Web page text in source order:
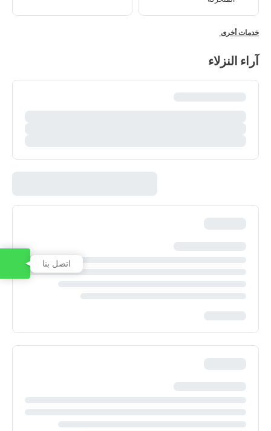
خدمات أخرى
آراء النزلاء
اتصل بنا